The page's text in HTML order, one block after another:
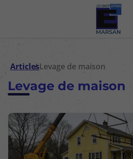
ArticlesLevage de maison
Levage de maison